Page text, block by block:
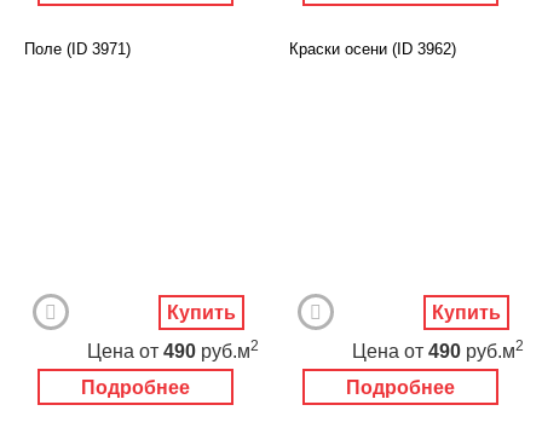
Поле (ID 3971)
Подробнее
Цена от 490 руб.м2
Купить
Краски осени (ID 3962)
Подробнее
Цена от 490 руб.м2
Купить